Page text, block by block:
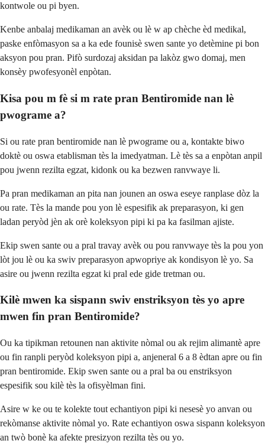
kontwole ou pi byen.
Kenbe anbalaj medikaman an avèk ou lè w ap chèche èd medikal,
paske enfòmasyon sa a ka ede founisè swen sante yo detèmine pi bon
aksyon pou pran. Pifò surdozaj aksidan pa lakòz gwo domaj, men
konsèy pwofesyonèl enpòtan.
Kisa pou m fè si m rate pran Bentiromide nan lè
pwograme a?
Si ou rate pran bentiromide nan lè pwograme ou a, kontakte biwo
doktè ou oswa etablisman tès la imedyatman. Lè tès sa a enpòtan anpil
pou jwenn rezilta egzat, kidonk ou ka bezwen ranvwaye li.
Pa pran medikaman an pita nan jounen an oswa eseye ranplase dòz la
ou rate. Tès la mande pou yon lè espesifik ak preparasyon, ki gen
ladan peryòd jèn ak orè koleksyon pipi ki pa ka fasilman ajiste.
Ekip swen sante ou a pral travay avèk ou pou ranvwaye tès la pou yon
lòt jou lè ou ka swiv preparasyon apwopriye ak kondisyon lè yo. Sa
asire ou jwenn rezilta egzat ki pral ede gide tretman ou.
Kilè mwen ka sispann swiv enstriksyon tès yo apre
mwen fin pran Bentiromide?
Ou ka tipikman retounen nan aktivite nòmal ou ak rejim alimantè apre
ou fin ranpli peryòd koleksyon pipi a, anjeneral 6 a 8 èdtan apre ou fin
pran bentiromide. Ekip swen sante ou a pral ba ou enstriksyon
espesifik sou kilè tès la ofisyèlman fini.
Asire w ke ou te kolekte tout echantiyon pipi ki nesesè yo anvan ou
rekòmanse aktivite nòmal yo. Rate echantiyon oswa sispann koleksyon
an twò bonè ka afekte presizyon rezilta tès ou yo.